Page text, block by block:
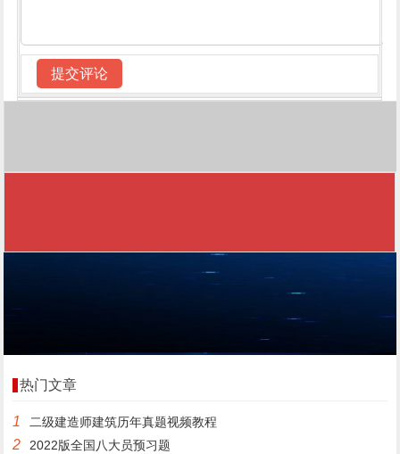
热门文章
1 二级建造师建筑历年真题视频教程
2 2022版全国八大员预习题